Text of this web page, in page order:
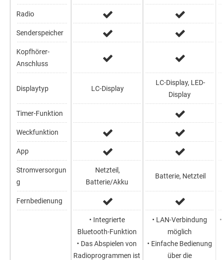
Radio
Senderspeicher
Kopfhörer-
Anschluss
Displaytyp
Timer-Funktion
Weckfunktion
App
Stromversorgun
g
Fernbedienung
LC-Display
Netzteil,
Batterie/Akku
• Integrierte
Bluetooth-Funktion
• Das Abspielen von
Radioprogrammen ist
LC-Display, LED-
Display
Batterie, Netzteil
• LAN-Verbindung
möglich
• Einfache Bedienung
über die